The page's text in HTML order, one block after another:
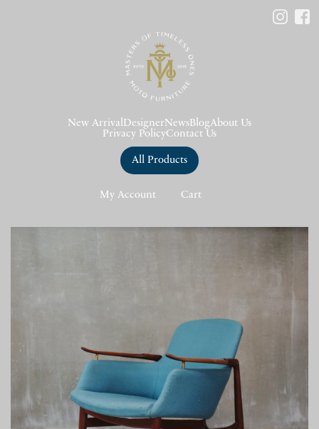
New Arrival DesignerNews BlogAbout Us
Privacy PolicyContact Us
All Products
My Account Cart